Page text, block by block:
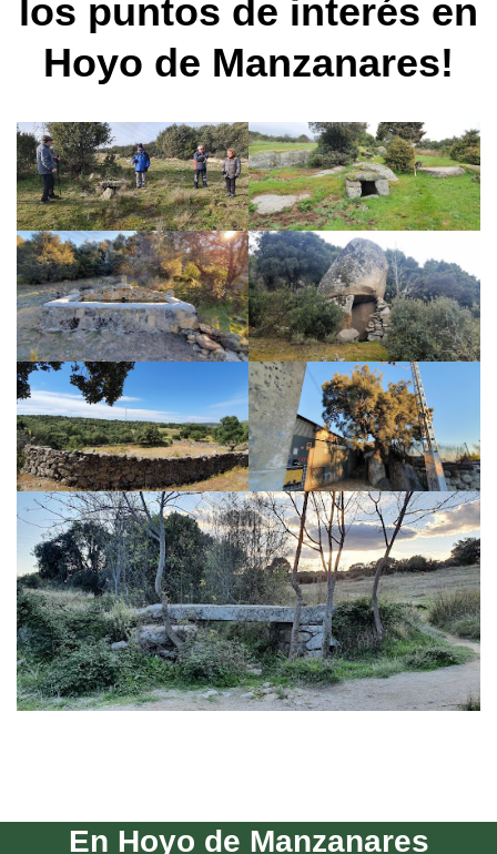
los puntos de interés en
Hoyo de Manzanares!
En Hoyo de Manzanares